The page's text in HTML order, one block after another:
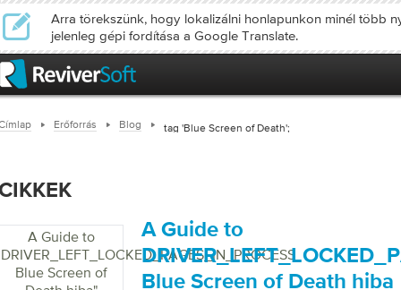
Arra törekszünk, hogy lokalizálni honlapunkon minél több
jelenleg gépi fordítása a Google Translate.
Erőforrás Blog tag 'Blue Screen of Death';
A Guide to
DRIVER_LEFT_LOCKED_PAGES_IN_PROCESS
Blue Screen of
A Guide to
Blue Screen of Death hiba